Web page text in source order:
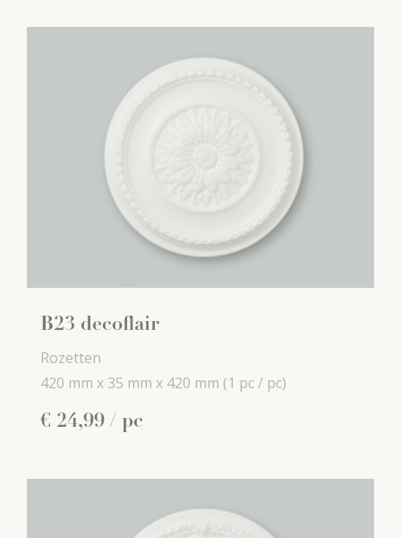
B23 decoflair
Rozetten
420 mm x 35 mm x 420 mm (1 pc / pc)
€ 24,99 / pc